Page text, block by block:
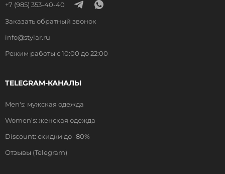
+7 (985) 353-40-40
Заказать обратный звонок
info@stylar.ru
Режим работы с 10:00 до 22:00
TELEGRAM-КАНАЛЫ
Men's: мужская одежда
Women's: женская одежда
Discount: скидки до -80%
Отзывы (Telegram)